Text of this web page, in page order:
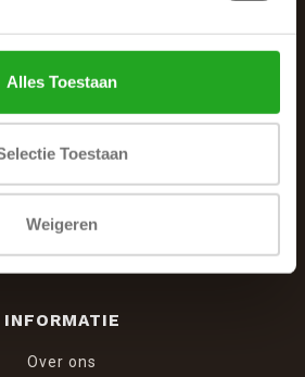
Alles Toestaan
Toestaan
Weigeren
040 287 12 00
INFORMATIE
Over ons